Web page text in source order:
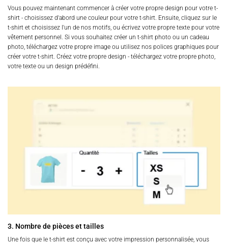
Vous pouvez maintenant commencer à créer votre propre design pour votre t-
shirt - choisissez d'abord une couleur pour votre t-shirt. Ensuite, cliquez sur le
t-shirt et choisissez l'un de nos motifs, ou écrivez votre propre texte pour votre
vêtement personnel. Si vous souhaitez créer un t-shirt photo ou un cadeau
photo, téléchargez votre propre image ou utilisez nos polices graphiques pour
créer votre t-shirt. Créez votre propre design - téléchargez votre propre photo,
votre texte ou un design prédéfini.
3. Nombre de pièces et tailles
Une fois que le t-shirt est conçu avec votre impression personnalisée, vous